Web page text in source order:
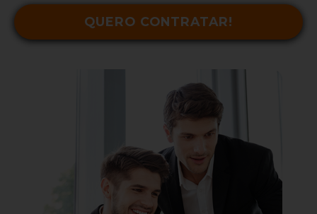
QUERO CONTRATAR!